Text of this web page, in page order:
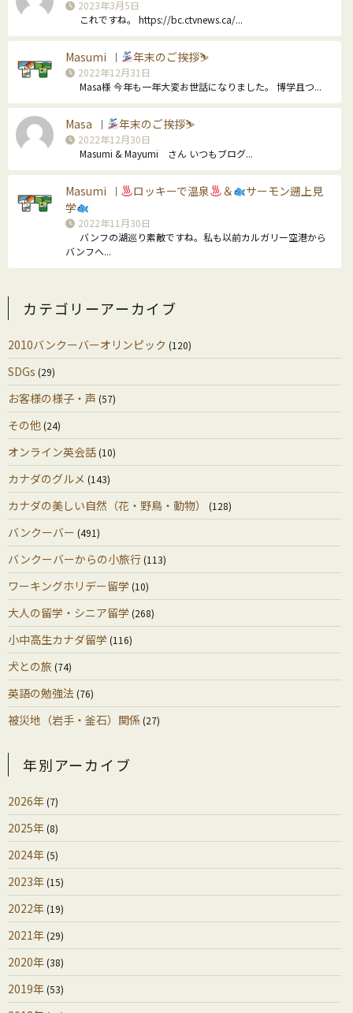
2023年3月5日
これですね。 https://bc.ctvnews.ca/...
Masumi ｜ 年末のご挨拶⛷
2022年12月31日
Masa様 今年も一年大変お世話になりました。 博学且つ...
Masa ｜ 年末のご挨拶⛷
2022年12月30日
Masumi & Mayumi さん いつもブログ...
Masumi ｜ ロッキーで温泉 ＆
サーモン遡上見
学
2022年11月30日
バンフの湖巡り素敵ですね。私も以前カルガリー空港から
バンフへ...
カテゴリーアーカイブ
2010バンクーバーオリンピック (120)
SDGs (29)
お客様の様子・声 (57)
その他(24)
オンライン英会話(10)
カナダのグルメ (143)
カナダの美しい自然（花・野鳥・動物） (128)
バンクーバー (491)
バンクーバーからの小旅行(113)
ワーキングホリデー留学 (10)
大人の留学・シニア留学 (268)
小中高生カナダ留学 (116)
犬との旅 (74)
英語の勉強法 (76)
被災地（岩手・釜石）関係(27)
年別アーカイブ
2026年(7)
2025年(8)
2024年(5)
2023年(15)
2022年(19)
2021年(29)
2020年(38)
2019年(53)